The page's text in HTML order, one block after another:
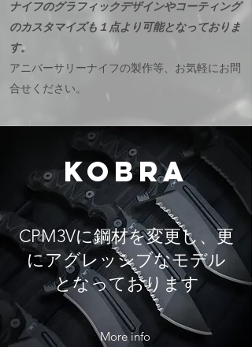
ナイフのグラフィックデザインやコーティング
のカスタマイズも１点より可能となっておりま
す。
アニバーサリーナイフの製作等、お気軽にお問
合せください。
KOBRA
​CPM3Vに鋼材を変更し、更
にアグレッシブなモデル
となっております
More info